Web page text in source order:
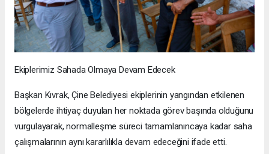
Ekiplerimiz Sahada Olmaya Devam Edecek
Başkan Kıvrak, Çine Belediyesi ekiplerinin yangından etkilenen
bölgelerde ihtiyaç duyulan her noktada görev başında olduğunu
vurgulayarak, normalleşme süreci tamamlanıncaya kadar saha
çalışmalarının aynı kararlılıkla devam edeceğini ifade etti.